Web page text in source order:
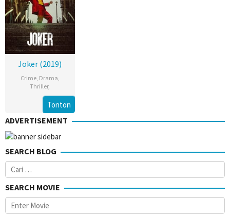
Joker (2019)
Crime, Drama,
Thriller,
Tonton
ADVERTISEMENT
SEARCH BLOG
Cari
untuk:
SEARCH MOVIE